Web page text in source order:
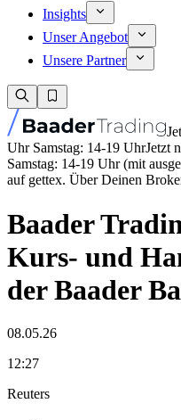
Insights
Unser Angebot
Unsere Partner
Uhr Samstag: 14-19 UhrJetzt
Samstag: 14-19 Uhr (mit
auf gettex. Über Deinen
Baader
Kurs- und
der Baader
08.05.26
12:27
Reuters